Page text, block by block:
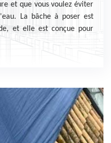
et que vous voulez éviter
La bâche à poser est
et elle est conçue pour